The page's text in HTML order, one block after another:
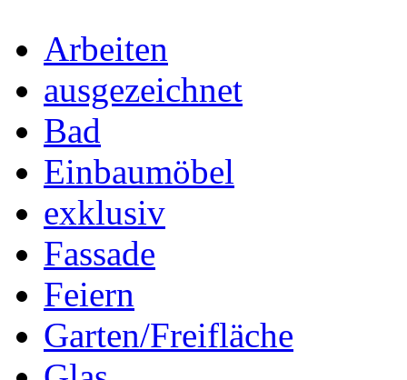
Arbeiten
ausgezeichnet
Bad
Einbaumöbel
exklusiv
Fassade
Feiern
Garten/Freifläche